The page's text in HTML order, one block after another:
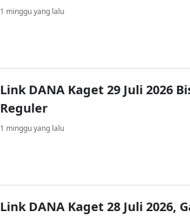
1 minggu yang lalu
Link DANA Kaget 29 Juli 2026
Reguler
1 minggu yang lalu
Link DANA Kaget 28 Juli 2026,